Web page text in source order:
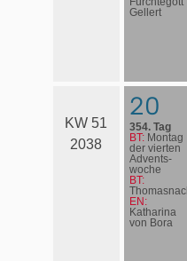
Gellert
KW 51
2038
20
354. Tag
BT: Montag
der vierten
Advents­
woche
BT:
EN:
Katharina
von Bora